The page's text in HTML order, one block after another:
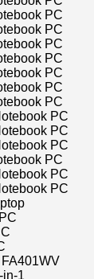
PC
PC
PC
PC
PC
PC
PC
PC
PC
PC
PC
PC
PC
in-1